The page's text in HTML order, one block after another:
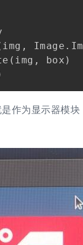
img , Image .
( img , box )
作为显示器模